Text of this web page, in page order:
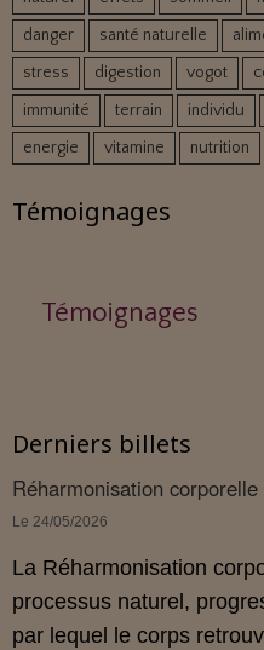
danger
santé naturelle
stress
digestion vogot
immunité
terrain individu
energie
vitamine nutrition
Témoignages
Témoignages
Derniers billets
Réharmonisation corporelle
Le 24/05/2026
La Réharmonisation
processus naturel,
par lequel le corps